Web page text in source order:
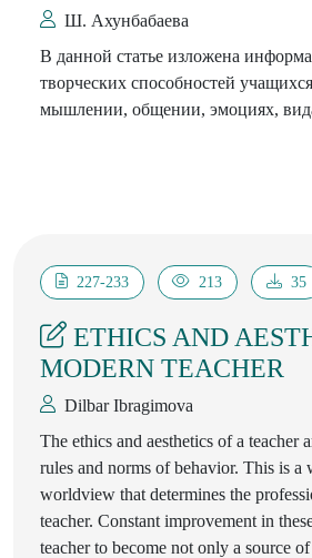
Ш. Ахунбабаева
В данной статье изложена
творческих способностей
мышлении, общении, эмоциях,
227-233 213 35
ETHICS AND
MODERN TEACHER
Dilbar Ibragimova
The ethics and aesthetics of a teacher
rules and norms of behavior. This is a
worldview that determines the
teacher. Constant improvement in
teacher to become not only a source